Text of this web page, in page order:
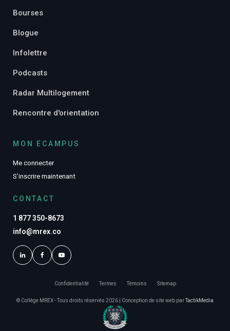
Bourses
Blogue
Infolettre
Podcasts
Radar Multilogement
Rencontre d'orientation
MON ECAMPUS
Me connecter
S’inscrire maintenant
CONTACT
1 877 350-8673
info@mrex.co
© Collège MREX - Tous droits réservés 2026 | Conception de site web parTactikMedia
Confidentialité Termes Témoins Sitemap